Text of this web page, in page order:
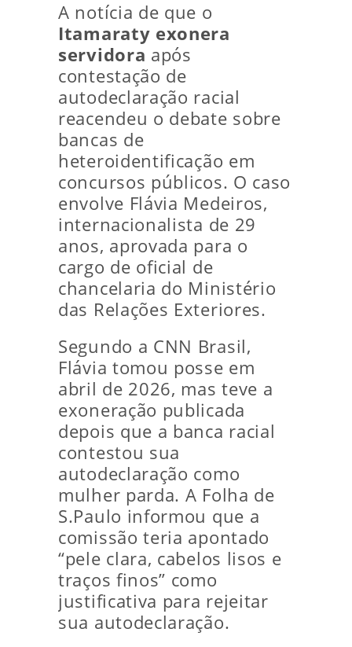
A notícia de que o
Itamaraty exonera
servidora após
contestação de
autodeclaração racial
reacendeu o debate sobre
bancas de
heteroidentificação em
concursos públicos. O caso
envolve Flávia Medeiros,
internacionalista de 29
anos, aprovada para o
cargo de oficial de
chancelaria do Ministério
das Relações Exteriores.
Segundo a CNN Brasil,
Flávia tomou posse em
abril de 2026, mas teve a
exoneração publicada
depois que a banca racial
contestou sua
autodeclaração como
mulher parda. A Folha de
S.Paulo informou que a
comissão teria apontado
“pele clara, cabelos lisos e
traços finos” como
justificativa para rejeitar
sua autodeclaração.